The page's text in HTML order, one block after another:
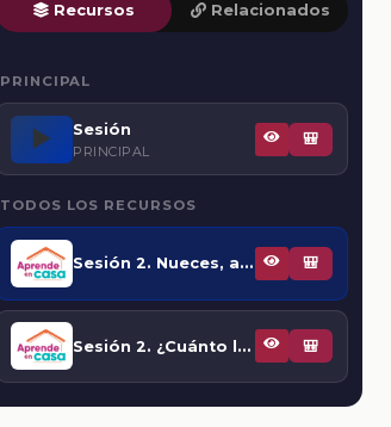
Recursos Relacionados
PRINCIPAL
▶️ Sesión
PRINCIPAL
🎒
TODOS LOS RECURSOS
Sesión 2. Nueces, almendras y pistaches 🎒
Sesión 2. ¿Cuánto le toca a cada quién? 🎒